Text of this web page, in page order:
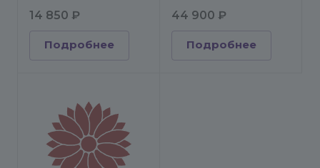
14 850 ₽
Подробнее
44 900 ₽
Подробнее